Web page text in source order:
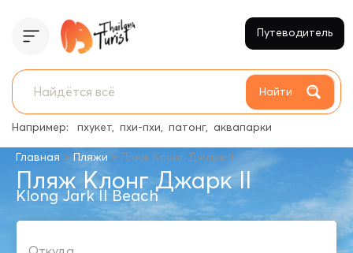
Найти
Например: пхукет пхи-пхи патонг аквапарки
Путеводитель
Главная > Пляжи > Пляж Клонг Джарк II
Пляж Клонг Джарк II
Klong Jark II Beach